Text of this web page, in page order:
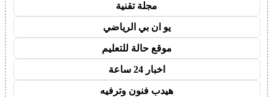
مجلة تقنية
يو ان بي الرياضي
موقع حالة للتعليم
اخبار 24 ساعة
هيدب فنون وترفيه